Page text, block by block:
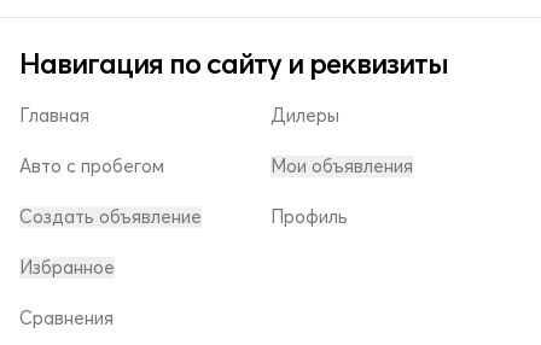
Навигация по сайту и реквизиты
Главная
Авто с пробегом
Создать объявление
Дилеры
Мои объявления
Профиль
Избранное
Сравнения